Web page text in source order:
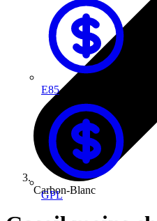
E85
GPL
Carbon-Blanc